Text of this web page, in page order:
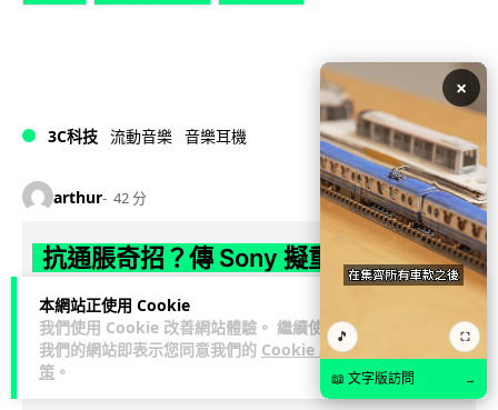
本網站正使用 Cookie
我們使用 Cookie 改善網站體驗。 繼續使用
我們的網站即表示您同意我們的 Cookie 政
策 。
3C科技 流動音樂 音樂耳機
arthur 42 分
抗通脹奇招？傳 Sony 擬重推六年前經
典耳機 XM4 低價登場
耳機越賣越貴，Sony 應對通脹的奇招居然是重推 6 年前的舊
機？ 消息指平價版 WH-1000XM4C 9 月登場，保留摺疊設計與
×
🎵 ⛶
📖 文字版訪問 →